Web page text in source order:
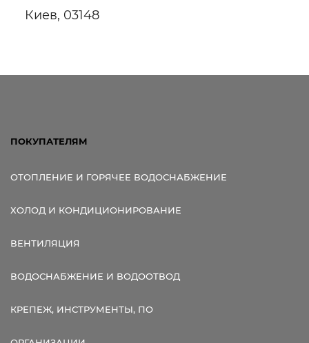
Киев, 03148
ПОКУПАТЕЛЯМ
ОТОПЛЕНИЕ И ГОРЯЧЕЕ ВОДОСНАБЖЕНИЕ
ХОЛОД И КОНДИЦИОНИРОВАНИЕ
ВЕНТИЛЯЦИЯ
ВОДОСНАБЖЕНИЕ И ВОДООТВОД
КРЕПЕЖ, ИНСТРУМЕНТЫ, ПО